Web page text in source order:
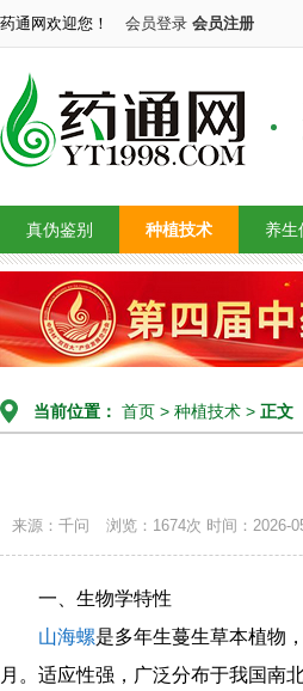
药通网欢迎您！ 会员登录 会员注册
真伪鉴别 种植技术 养生
当前位置： 首页 > 种植技术 > 正文
来源：千问 浏览：1674次 时间：2026-
一、生物学特性
山海螺是多年生蔓生草本植物
月。适应性强，广泛分布于我国南